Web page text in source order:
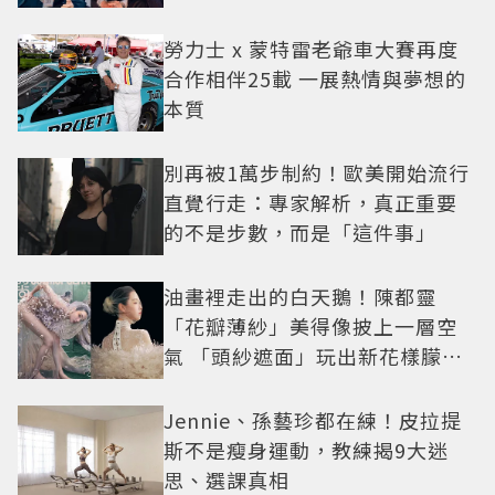
勞力士 x 蒙特雷老爺車大賽再度
合作相伴25載 一展熱情與夢想的
本質
別再被1萬步制約！歐美開始流行
直覺行走：專家解析，真正重要
的不是步數，而是「這件事」
油畫裡走出的白天鵝！陳都靈
「花瓣薄紗」美得像披上一層空
氣 「頭紗遮面」玩出新花樣朦朧
Jennie、孫藝珍都在練！皮拉提
斯不是瘦身運動，教練揭9大迷
思、選課真相